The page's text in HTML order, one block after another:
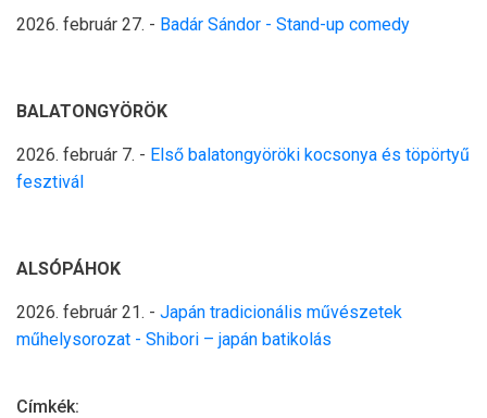
2026. február 27. - Badár Sándor - Stand-up comedy
BALATONGYÖRÖK
2026. február 7. - Első balatongyöröki kocsonya és töpörtyű
fesztivál
ALSÓPÁHOK
2026. február 21. - Japán tradicionális művészetek
műhelysorozat - Shibori – japán batikolás
Címkék: